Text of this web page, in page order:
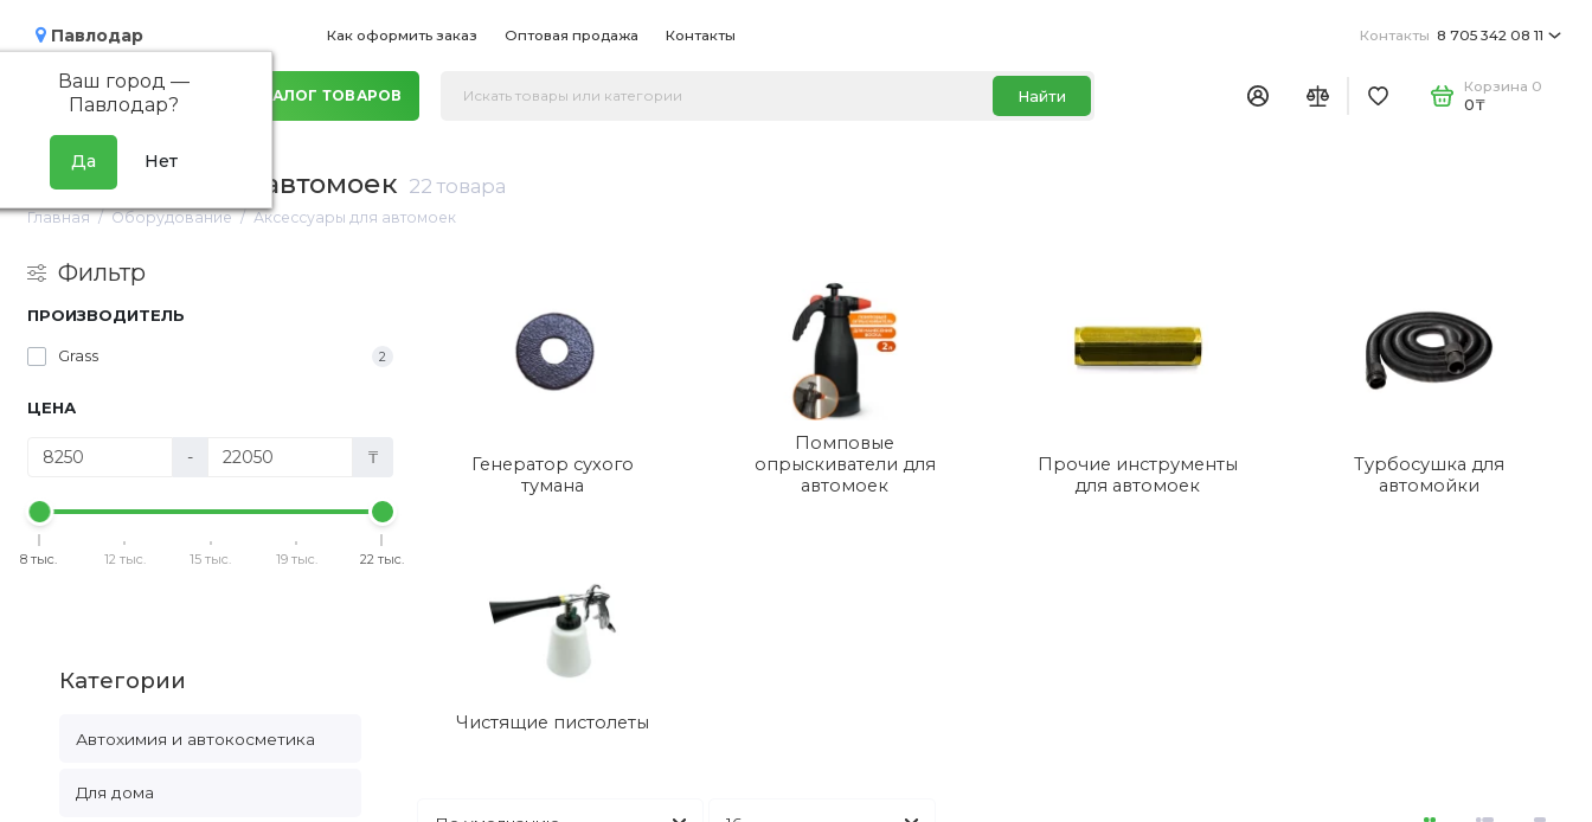
Павлодар
Ваш город —
Павлодар?
Как оформить заказ Оптовая продажа Контакты Контакты 8 705 342 08 11
КАТАЛОГ ТОВАРОВ Найти
Корзина 0
0₸
Аксессуары для автомоек 22 товара
Главная Оборудование Аксессуары для автомоек
Фильтр
ПРОИЗВОДИТЕЛЬ
Grass 2
ЦЕНА
- ₸
8 тыс. 12 тыс. 15 тыс. 19 тыс. 22 тыс.
Категории
Автохимия и автокосметика
Для дома
Генератор сухого
тумана
Помповые
опрыскиватели для
автомоек
Прочие инструменты
для автомоек
Турбосушка для
автомойки
Чистящие пистолеты